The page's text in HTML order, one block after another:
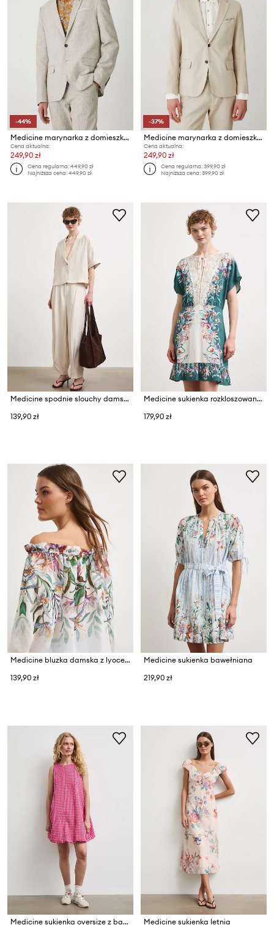
-44%
Medicine marynarka z domieszką lnu
Cena aktualna:
249,90 zł
Cena regularna:449,90 zł
Najniższa cena:449,90 zł
-37%
Medicine marynarka z domieszką lnu
Cena aktualna:
249,90 zł
Cena regularna:399,90 zł
Najniższa cena:399,90 zł
Medicine spodnie slouchy damskie z wiskozą
139,90 zł
Medicine sukienka rozkloszowana z wiskozy
179,90 zł
Medicine bluzka damska z lyocellem
139,90 zł
Medicine sukienka bawełniana
219,90 zł
Medicine sukienka oversize z bawełną
Medicine sukienka letnia